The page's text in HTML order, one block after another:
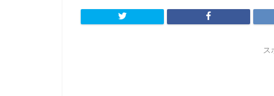
ス